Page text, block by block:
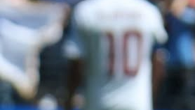
A kako neslužbeno saznaje
kojoj živi bivši fudbaler i
- Jesu li šta uspjele zabilježiti
će istraživanje, a je li
upozorenja, nije poznato - piše